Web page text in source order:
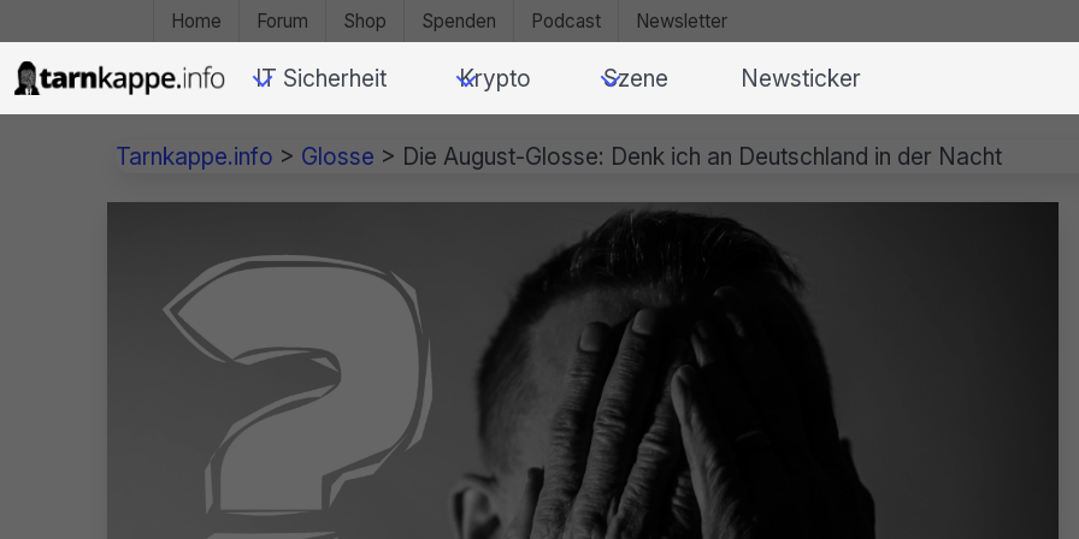
Home Forum Shop Spenden Podcast Newsletter
IT Sicherheit Krypto Szene Newsticker
Tarnkappe.info > Glosse > Die August-Glosse: Denk ich an Deutschland in der Nacht